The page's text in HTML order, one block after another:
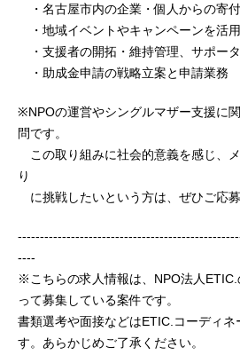
・名古屋市内の企業・個人からの寄
・地域イベントやキャンペーンを活
・支援者の開拓・維持管理、サポー
・助成金申請の戦略立案と申請業務
※NPOの運営やシングルマザー支援に
問です。
この取り組みに社会的意義を感じ、
り
に挑戦したいという方は、ぜひご応募
----
※こちらの求人情報は、NPO法人ETIC.
って募集している案件です。
書類選考や面接などはETIC.コーディネ
す。あらかじめご了承ください。